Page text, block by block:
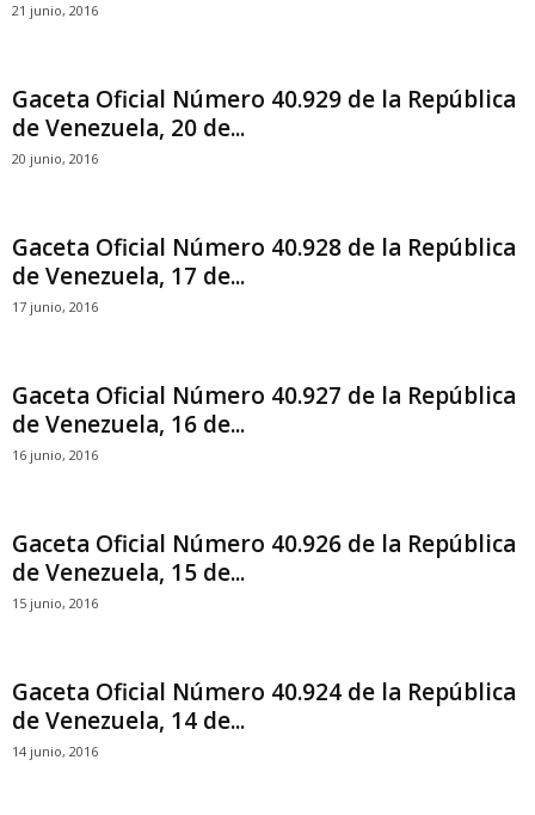
21 junio, 2016
Gaceta Oficial Número 40.929 de la República
de Venezuela, 20 de...
20 junio, 2016
Gaceta Oficial Número 40.928 de la República
de Venezuela, 17 de...
17 junio, 2016
Gaceta Oficial Número 40.927 de la República
de Venezuela, 16 de...
16 junio, 2016
Gaceta Oficial Número 40.926 de la República
de Venezuela, 15 de...
15 junio, 2016
Gaceta Oficial Número 40.924 de la República
de Venezuela, 14 de...
14 junio, 2016